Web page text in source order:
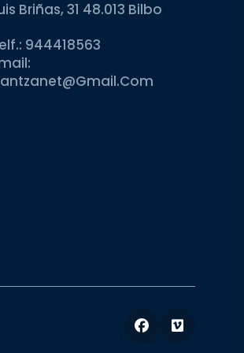
Briñas, 31 48.013 Bilbo
944418563
Facebook
Vimeo